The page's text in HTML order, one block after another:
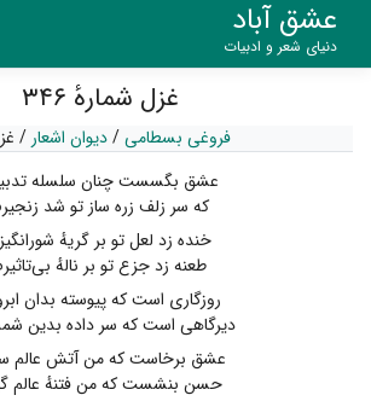
عشق آباد
دنیای شعر و ادبیات
غزل شمارهٔ ۳۴۶
فروغی بسطامی/دیوان اشعار /
عشق بگسست چنان سلسله
که سر زلف زره ساز تو شد
خنده زد لعل تو بر گریهٔ
طعنه زد جزع تو بر نالهٔ
روزگاری است که پیوسته بدان
دیرگاهی است که سر داده بدین
عشق برخاست که من آتش عالم
حسن بنشست که من فتنهٔ عالم